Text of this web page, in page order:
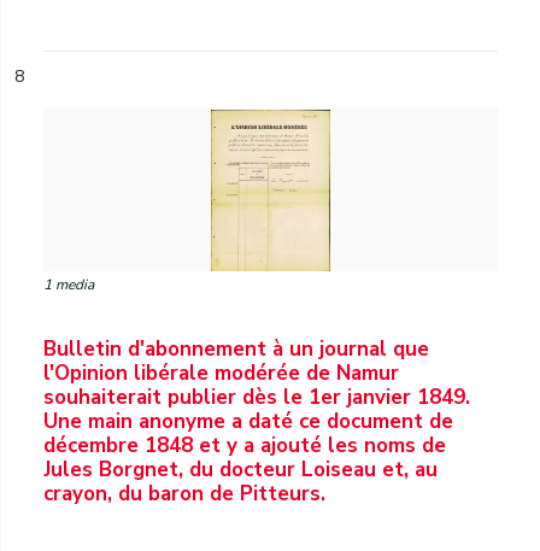
8
1 media
Bulletin d'abonnement à un journal que
l'Opinion libérale modérée de Namur
souhaiterait publier dès le 1er janvier 1849.
Une main anonyme a daté ce document de
décembre 1848 et y a ajouté les noms de
Jules Borgnet, du docteur Loiseau et, au
crayon, du baron de Pitteurs.